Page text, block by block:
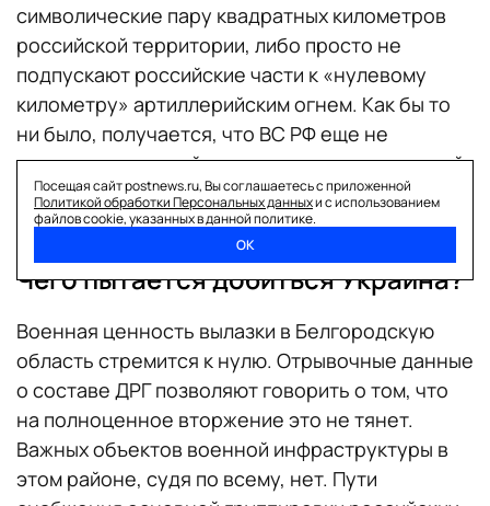
символические пару квадратных километров
российской территории, либо просто не
подпускают российские части к «нулевому
километру» артиллерийским огнем. Как бы то
ни было, получается, что ВС РФ еще не
установили полный контроль над территорией
Грайворонского района.
Чего пытается добиться Украина?
Военная ценность вылазки в Белгородскую
область стремится к нулю. Отрывочные данные
о составе ДРГ позволяют говорить о том, что
на полноценное вторжение это не тянет.
Важных объектов военной инфраструктуры в
этом районе, судя по всему, нет. Пути
Посещая сайт postnews.ru, Вы соглашаетесь с приложенной
Политикой обработки Персональных данныхи с использованием
файлов cookie, указанных в данной политике.
ОК